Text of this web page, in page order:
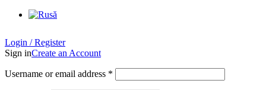
Login / Register
Sign inCreate an Account
Username or email address *